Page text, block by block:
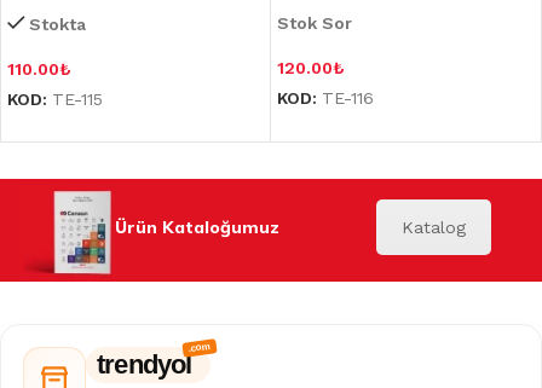
Stokta
110.00₺
KOD: TE-115
Stok Sor
120.00₺
KOD: TE-116
Ürün Kataloğumuz Katalog
trendyol